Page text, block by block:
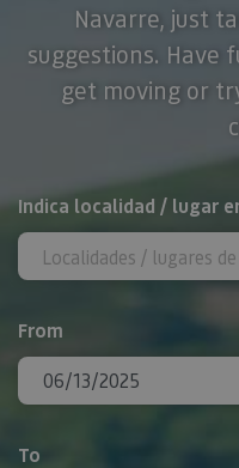
Navarre, just
suggestions. Have
get moving or
Search
Indica localidad / lugar
From
To